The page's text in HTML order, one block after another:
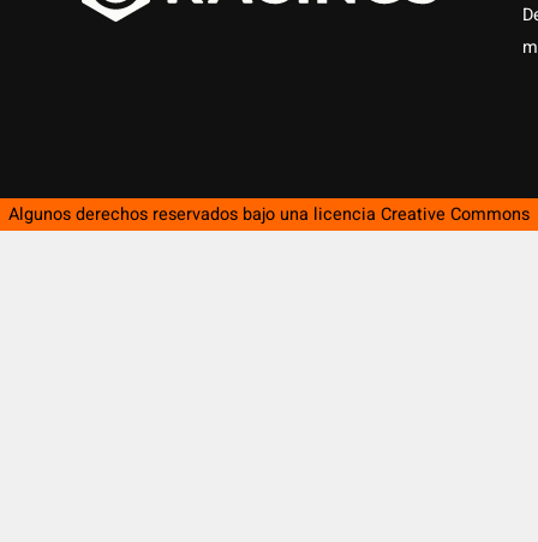
Algunos derechos reservados bajo una licencia Creative Commons